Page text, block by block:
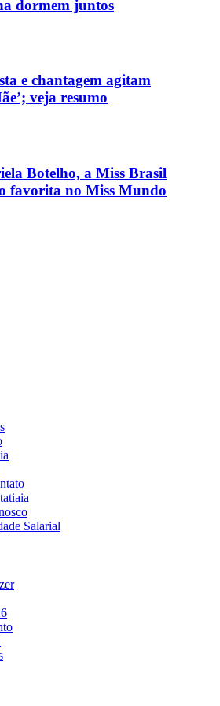
dormem juntos
e chantagem agitam
veja resumo
Botelho, a Miss Brasil
favorita no Miss Mundo
Salarial